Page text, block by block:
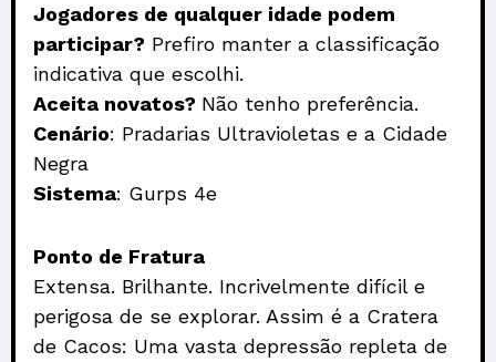
Jogadores de qualquer idade podem
participar? Prefiro manter a classificação
indicativa que escolhi.
Aceita novatos? Não tenho preferência.
Cenário: Pradarias Ultravioletas e a Cidade
Negra
Sistema: Gurps 4e
Ponto de Fratura
Extensa. Brilhante. Incrivelmente difícil e
perigosa de se explorar. Assim é a Cratera
de Cacos: Uma vasta depressão repleta de